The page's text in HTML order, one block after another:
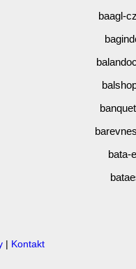
baagl-
bata-
| Kontakt